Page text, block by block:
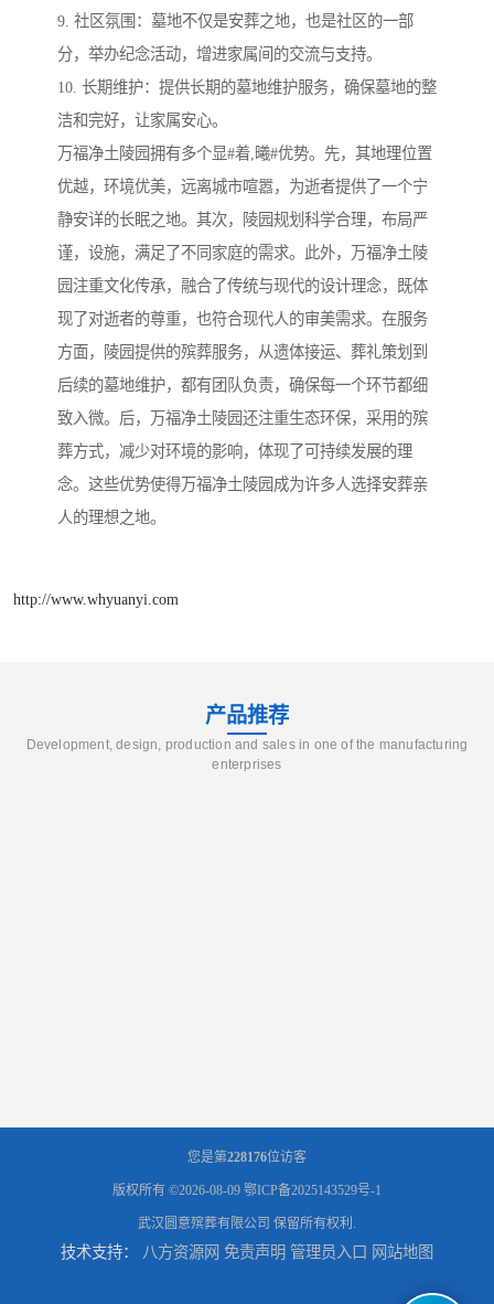
9. 社区氛围：墓地不仅是安葬之地，也是社区的一部
分，举办纪念活动，增进家属间的交流与支持。
10. 长期维护：提供长期的墓地维护服务，确保墓地的整
洁和完好，让家属安心。
万福净土陵园拥有多个显#着,曦#优势。先，其地理位置
优越，环境优美，远离城市喧嚣，为逝者提供了一个宁
静安详的长眠之地。其次，陵园规划科学合理，布局严
谨，设施，满足了不同家庭的需求。此外，万福净土陵
园注重文化传承，融合了传统与现代的设计理念，既体
现了对逝者的尊重，也符合现代人的审美需求。在服务
方面，陵园提供的殡葬服务，从遗体接运、葬礼策划到
后续的墓地维护，都有团队负责，确保每一个环节都细
致入微。后，万福净土陵园还注重生态环保，采用的殡
葬方式，减少对环境的影响，体现了可持续发展的理
念。这些优势使得万福净土陵园成为许多人选择安葬亲
人的理想之地。
http://www.whyuanyi.com
产品推荐
Development, design, production and sales in one of the manufacturing
enterprises
您是第228176位访客
版权所有 ©2026-08-09 鄂ICP备2025143529号-1
武汉圆意殡葬有限公司 保留所有权利.
技术支持： 八方资源网 免责声明 管理员入口 网站地图